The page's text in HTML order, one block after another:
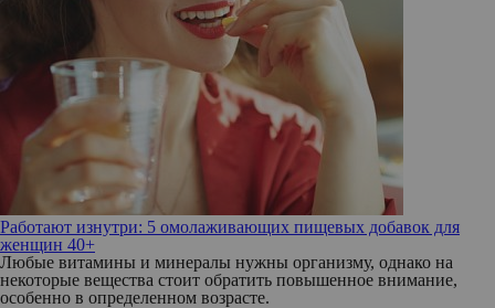
Работают изнутри: 5 омолаживающих пищевых добавок для
женщин 40+
Любые витамины и минералы нужны организму, однако на
некоторые вещества стоит обратить повышенное внимание,
особенно в определенном возрасте.